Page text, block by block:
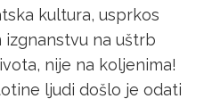
kultura, usprkos
izgnanstvu na uštrb
nije na koljenima!
ljudi došlo je odati